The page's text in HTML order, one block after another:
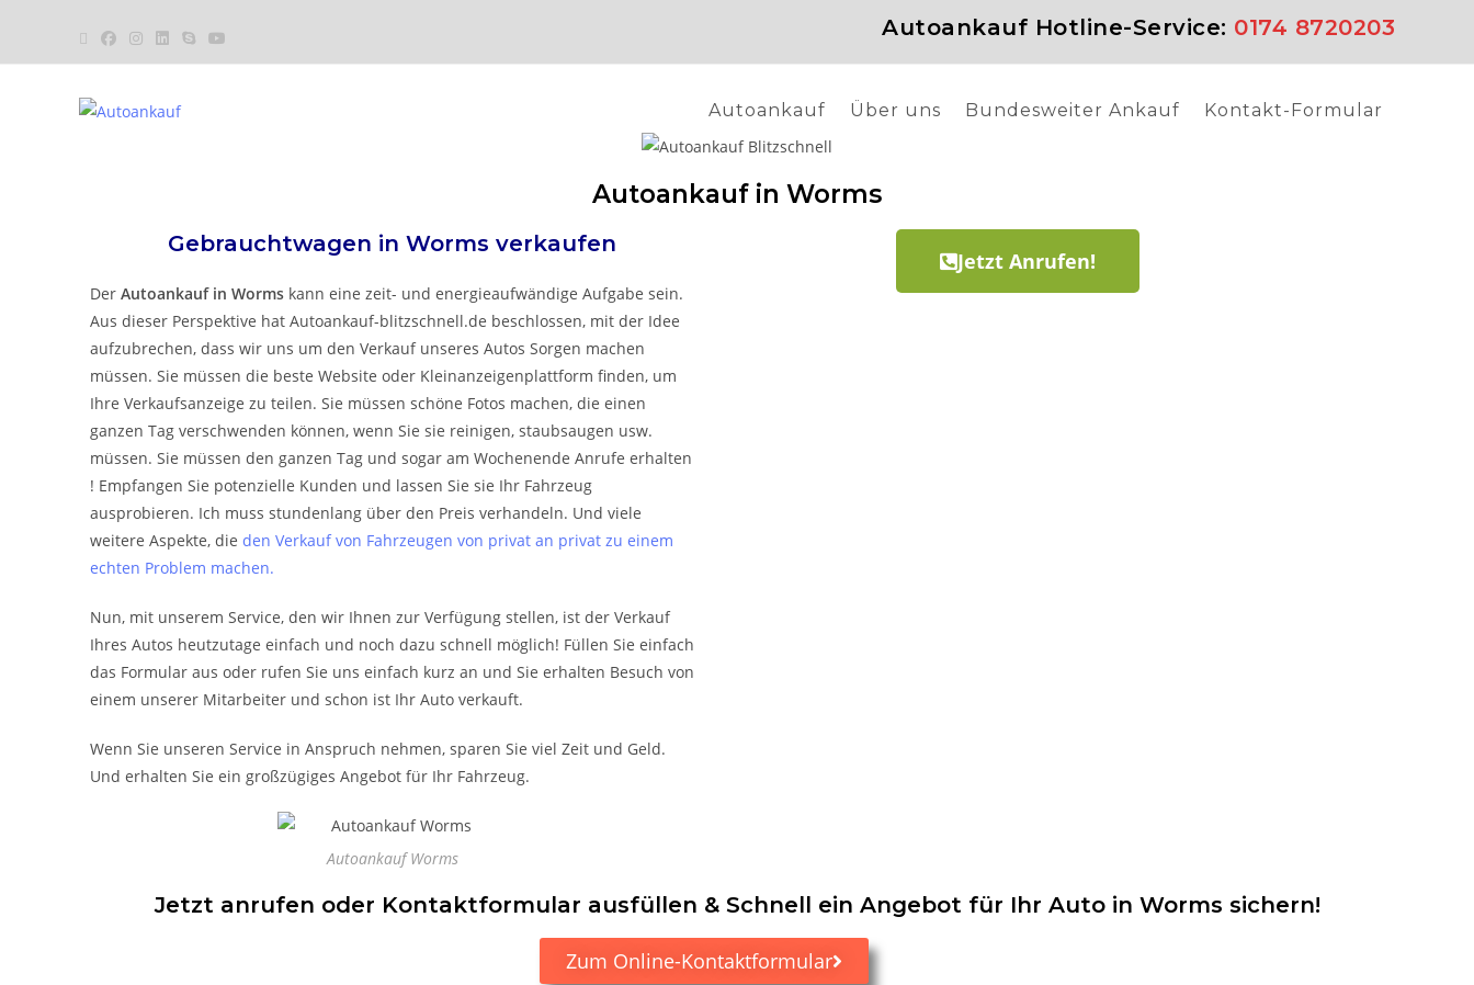
Autoankauf Hotline-Service: 0174 8720203
Autoankauf Über uns Bundesweiter Ankauf Kontakt-Formular
Autoankauf in Worms
Gebrauchtwagen inWormsverkaufen
Der Autoankaufin Worms kann eine zeit- und energieaufwändige Aufgabe sein.
Aus dieser Perspektive hat Autoankauf-blitzschnell.de beschlossen, mit der Idee
aufzubrechen, dass wir uns um den Verkauf unseres Autos Sorgen machen
müssen. Sie müssen die beste Website oder Kleinanzeigenplattform finden, um
Ihre Verkaufsanzeige zu teilen. Sie müssen schöne Fotos machen, die einen
ganzen Tag verschwenden können, wenn Sie sie reinigen, staubsaugen usw.
müssen. Sie müssen den ganzen Tag und sogar am Wochenende Anrufe erhalten
! Empfangen Sie potenzielle Kunden und lassen Sie sie Ihr Fahrzeug
ausprobieren. Ich muss stundenlang über den Preis verhandeln. Und viele
weitere Aspekte, die den Verkauf von Fahrzeugen von privat an privat zu einem
echten Problem machen.
Nun, mit unserem Service, den wir Ihnen zur Verfügung stellen, ist der Verkauf
Ihres Autos heutzutage einfach und noch dazu schnell möglich! Füllen Sie einfach
das Formular aus oder rufen Sie uns einfach kurz an und Sie erhalten Besuch von
einem unserer Mitarbeiter und schon ist Ihr Auto verkauft.
Wenn Sie unseren Service in Anspruch nehmen, sparen Sie viel Zeit und Geld.
Und erhalten Sie ein großzügiges Angebot für Ihr Fahrzeug.
Autoankauf Worms
Jetzt Anrufen!
Jetzt anrufen oder Kontaktformular ausfüllen & Schnell ein Angebot für Ihr Auto in Worms sichern!
Zum Online-Kontaktformular